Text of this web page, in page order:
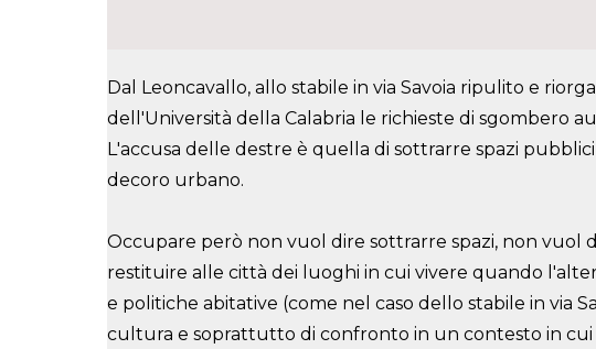
Dal Leoncavallo, allo stabile in via Savoia ripulito e
dell'Università della Calabria le richieste di sgombero
L'accusa delle destre è quella di sottrarre spazi
decoro urbano.
Occupare però non vuol dire sottrarre spazi, non vuol
restituire alle città dei luoghi in cui vivere quando l'
e politiche abitative (come nel caso dello stabile in via
cultura e soprattutto di confronto in un contesto in